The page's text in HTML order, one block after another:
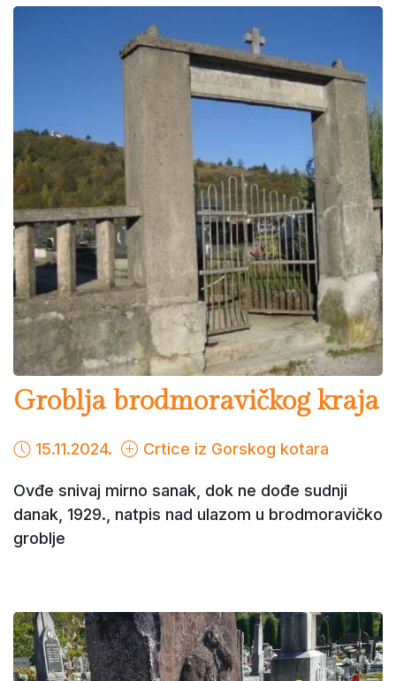
Groblja brodmoravičkog kraja
15.11.2024. Crtice iz Gorskog kotara
Ovđe snivaj mirno sanak, dok ne dođe sudnji
danak, 1929., natpis nad ulazom u brodmoravičko
groblje